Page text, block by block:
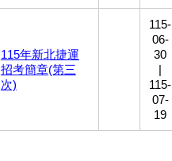
115年新北捷運
招考簡章(第三
次)
115-
06-
30
|
115-
07-
19